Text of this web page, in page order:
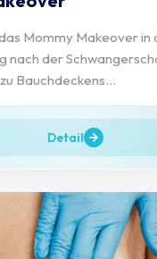
Mommy Makeover in
nach der
Bauchdeckens...
Detail